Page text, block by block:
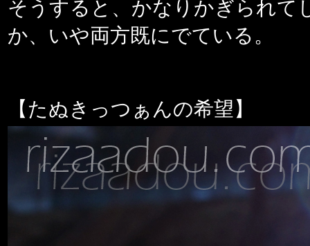
そうすると、かなりかぎられて
か、いや両方既にでている。
【たぬきっつぁんの希望】